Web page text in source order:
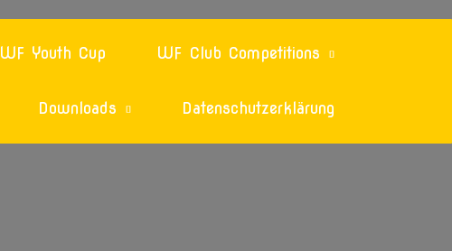
WF Youth Cup WF Club Competitions
Downloads Datenschutzerklärung